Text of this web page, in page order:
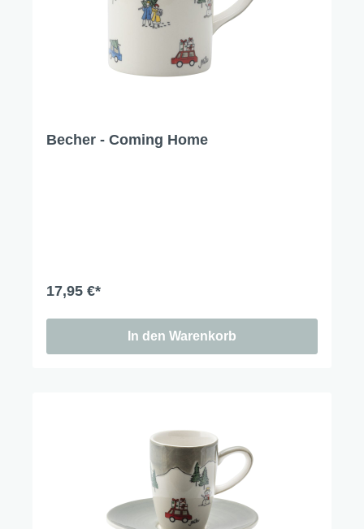
Becher - Coming Home
17,95 €*
In den Warenkorb